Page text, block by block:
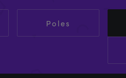
Poles